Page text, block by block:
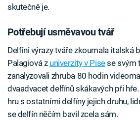
skutečně je.
Potřebují usměvavou tvář
Delfíní výrazy tváře zkoumala italská
Palagiová z univerzity v Pisese svým
zanalyzovali zhruba 80 hodin
dvaadvacet delfínů skákavých při
hru s ostatními delfíny jejich druhu,
se delfín něčím bavil zcela sám.